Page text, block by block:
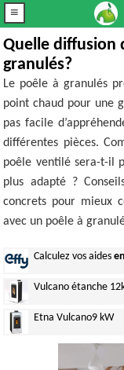
≡
Quelle diffusion
granulés?
Le poêle à granulés
point chaud pour une
pas facile
différentes pièces.
poêle ventilé sera-t-il
plus adapté ?
concrets pour mieux
avec un poêle à
Calculezvos aides
Vulcanoétanche
Etna Vulcano9 kW